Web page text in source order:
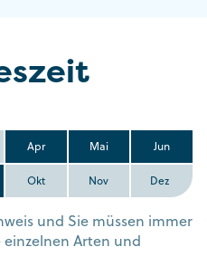
Apr Mai Jun
Okt Nov Dez
und Sie müssen immer
Arten und